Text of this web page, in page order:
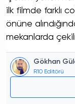
ilk filmde farklı
önüne
mekanlarda
Gökhan
R10 Editörü